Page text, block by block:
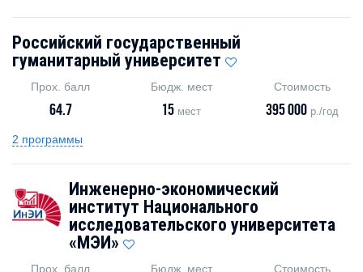
Российский государственный
гуманитарный университет
Прох. балл
64.7
Бюдж. мест
15 мест
Стоимость
395 000 р./год
2 программы
Инженерно-экономический
институт Национального
исследовательского университета
«МЭИ»
Прох. балл Бюдж. мест Стоимость